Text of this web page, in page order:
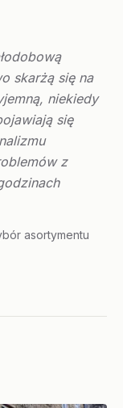
skarżą się na
niekiedy
się
z
asortymentu